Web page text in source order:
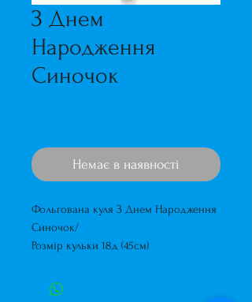
З Днем
Народження
Синочок
Немає в наявності
Фольгована куля З Днем Народження
Синочок/
Розмір кульки 18д (45см)